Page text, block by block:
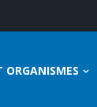
ORGANISMES